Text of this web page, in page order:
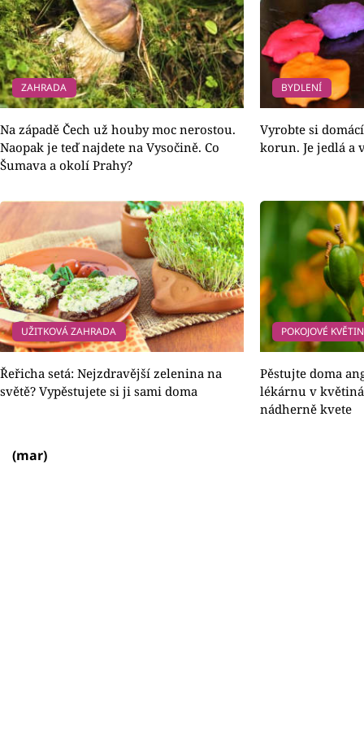
ZAHRADA
Na západě Čech už houby moc nerostou.
Naopak je teď najdete na Vysočině. Co
Šumava a okolí Prahy?
BYDLENÍ
Vyrobte si
korun. Je jedlá a
UŽITKOVÁ ZAHRADA
Řeřicha setá: Nejzdravější zelenina na
světě? Vypěstujete si ji sami doma
POKOJOVÉ
Pěstujte doma
lékárnu v
nádherně kvete
(mar)